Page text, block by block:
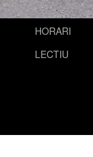
HORARI
LECTIU